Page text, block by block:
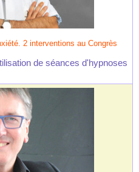
2 interventions au Congrès
de séances d'hypnoses